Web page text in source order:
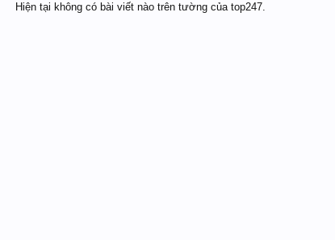
Hiện tại không có bài viết nào trên tường của top247.